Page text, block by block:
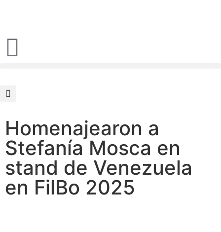
Homenajearon a
Stefanía Mosca en
stand de Venezuela
en FilBo 2025